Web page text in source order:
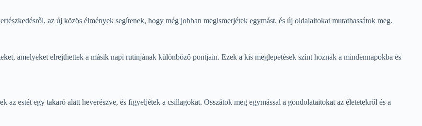
az új közös élmények segítenek, hogy még jobban megismerjétek egymást, és új oldalaitokat mutathassátok meg.
amelyeket elrejthettek a másik napi rutinjának különböző pontjain. Ezek a kis meglepetések színt hoznak a mindennapokba és
az estét egy takaró alatt heverészve, és figyeljétek a csillagokat. Osszátok meg egymással a gondolataitokat az életetekről és a